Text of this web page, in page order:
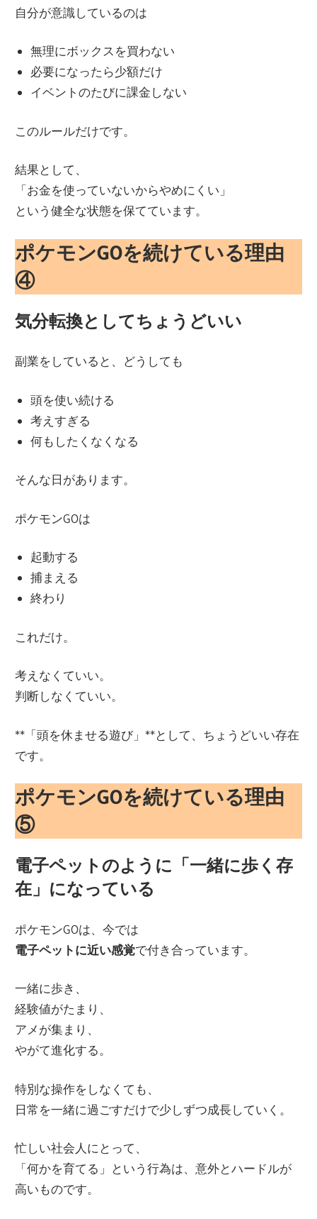
自分が意識しているのは
無理にボックスを買わない
必要になったら少額だけ
イベントのたびに課金しない
このルールだけです。
結果として、
「お金を使っていないからやめにくい」
という健全な状態を保てています。
ポケモンGOを続けている理由
④
気分転換としてちょうどいい
副業をしていると、どうしても
頭を使い続ける
考えすぎる
何もしたくなくなる
そんな日があります。
ポケモンGOは
起動する
捕まえる
終わり
これだけ。
考えなくていい。
判断しなくていい。
**「頭を休ませる遊び」**として、ちょうどいい存在
です。
ポケモンGOを続けている理由
⑤
電子ペットのように「一緒に歩く存
在」になっている
ポケモンGOは、今では
電子ペットに近い感覚で付き合っています。
一緒に歩き、
経験値がたまり、
アメが集まり、
やがて進化する。
特別な操作をしなくても、
日常を一緒に過ごすだけで少しずつ成長していく。
忙しい社会人にとって、
「何かを育てる」という行為は、意外とハードルが
高いものです。